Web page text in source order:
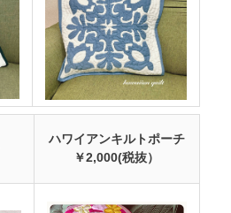
ハワイアンキルトポーチ
￥2,000(税抜）